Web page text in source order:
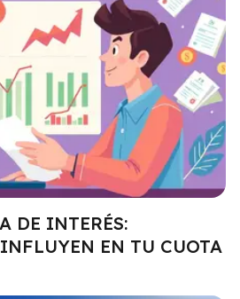
DE INTERÉS:
EN TU CUOTA